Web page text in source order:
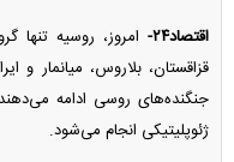
اقتصاد۲۴-
امروز، روسیه تنها
قزاقستان، بلاروس، میانمار
جنگنده‌های روسی ادامه
ژئوپلیتیکی انجام می‌شود.